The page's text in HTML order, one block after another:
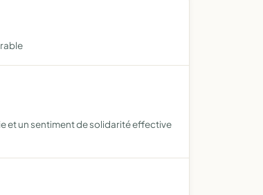
et un sentiment de solidarité effective